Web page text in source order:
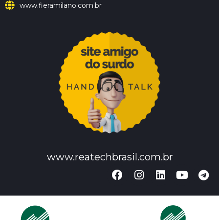
www.fieramilano.com.br
www.reatechbrasil.com.br